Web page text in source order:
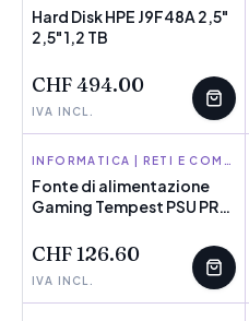
POCHI PEZZI
Hard Disk HPE J9F48A 2,5"
2,5" 1,2 TB
CHF 494.00
IVA INCL.
TEMPEST
POCHI PEZZI
Fonte di alimentazione
Gaming Tempest PSU PRO
CHF 126.60
IVA INCL.